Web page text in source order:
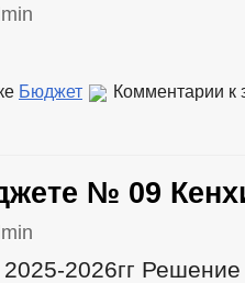
Бюджет Комментарии к
№ 09
2026гг